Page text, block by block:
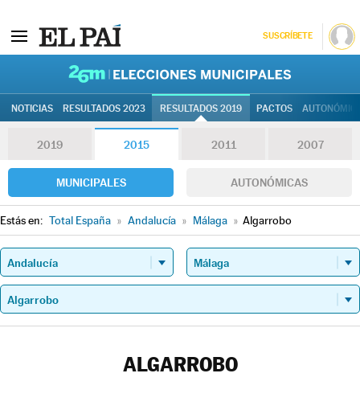
SUSCRÍBETE
NOTICIAS RESULTADOS 2023 RESULTADOS 2019 PACTOS
2019 2015 2011 2007
MUNICIPALES AUTONÓMICAS
Estás en: Total España » Andalucía » Málaga » Algarrobo
ALGARROBO